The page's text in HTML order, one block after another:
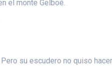
el monte Gelboé.
su escudero no quiso